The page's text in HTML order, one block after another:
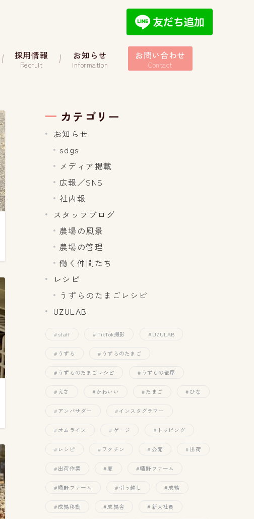
採用情報
Recruit
お知らせ
information
お問い合わせ
Contact
カテゴリー
お知らせ
sdgs
メディア掲載
広報／SNS
社内報
スタッフブログ
農場の風景
農場の管理
働く仲間たち
レシピ
うずらのたまごレシピ
UZULAB
staff TikTok撮影 UZULAB
うずら うずらのたまご
うずらのたまごレシピ うずらの部屋
えさ かわいい たまご ひな
アンバサダー インスタグラマー
オムライス ゲージ トッピング
レシピ ワクチン 公開 出荷
出荷作業 夏 幡野ファーム
幡野ファーム 引っ越し 成鶉
成鶉移動 成鶉舎 新入社員